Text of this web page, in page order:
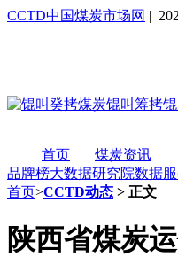
CCTD中国煤炭市场网 |
首页 煤炭资讯
品牌榜大数据研究院数据
首页>CCTD动态 > 正文
陕西省煤炭